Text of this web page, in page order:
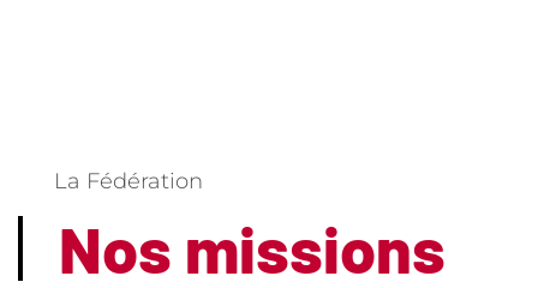
La Fédération
Nos missions